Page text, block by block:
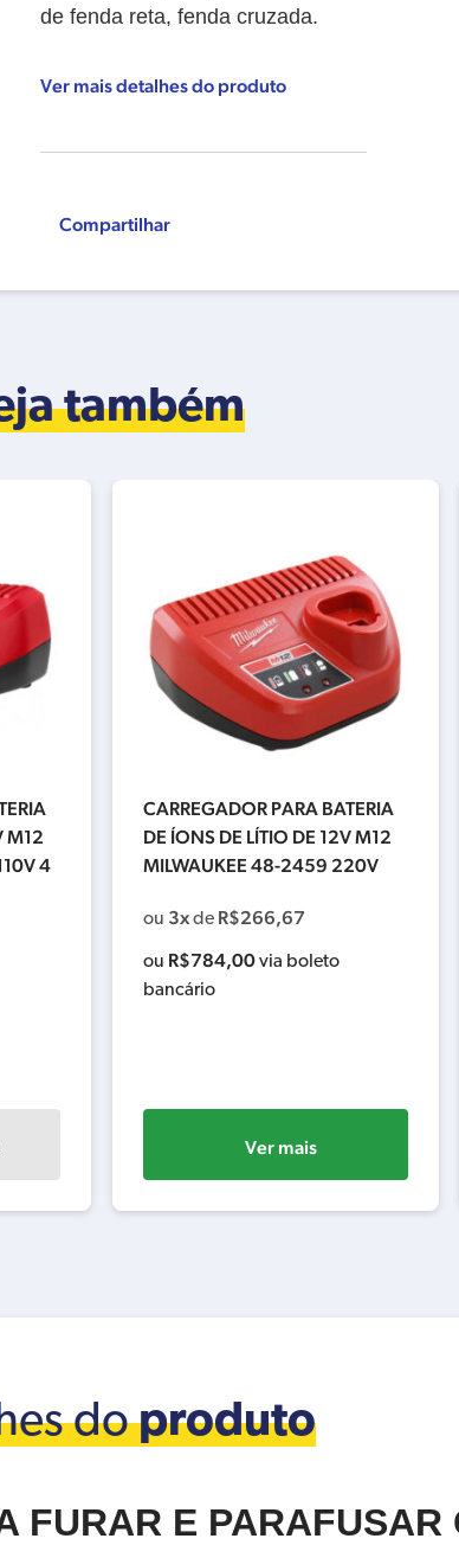
de fenda reta, fenda cruzada.
Ver mais detalhes do produto
Compartilhar
também
M12
4
CARREGADOR PARA BATERIA
DE ÍONS DE LÍTIO DE 12V M12
MILWAUKEE 48-2459 220V
ou 3xde R$266,67
ou R$784,00via boleto
bancário
Ver mais
doproduto
FURAR E PARAFUSAR